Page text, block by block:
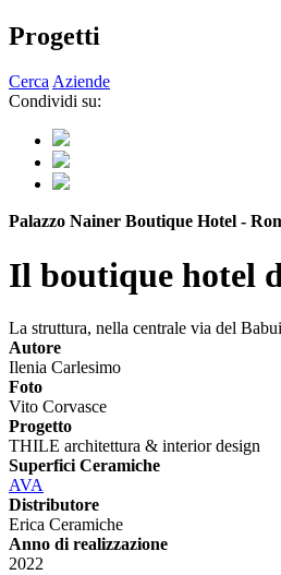
Progetti
CercaAziende
Condividi su:
Palazzo Nainer Boutique Hotel -
Il boutique hotel
La struttura, nella centrale via del
Autore
Ilenia Carlesimo
Foto
Vito Corvasce
Progetto
THILE architettura & interior design
Superfici Ceramiche
AVA
Distributore
Erica Ceramiche
Anno di realizzazione
2022